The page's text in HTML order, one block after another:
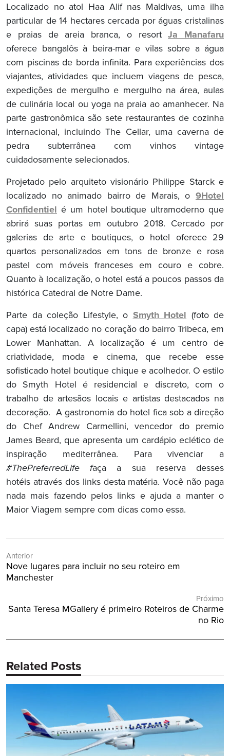
Localizado no atol Haa Alif nas Maldivas, uma ilha
particular de 14 hectares cercada por águas cristalinas
e praias de areia branca, o resortJa Manafaru
oferece bangalôs à beira-mar e vilas sobre a água
com piscinas de borda infinita. Para experiências dos
viajantes, atividades que incluem viagens de pesca,
expedições de mergulho e mergulho na área, aulas
de culinária local ou yoga na praia ao amanhecer. Na
parte gastronômica são sete restaurantes de cozinha
internacional, incluindo The Cellar, uma caverna de
pedra subterrânea com vinhos vintage
cuidadosamente selecionados.
Projetado pelo arquiteto visionário Philippe Starck e
localizado no animado bairro de Marais, o 9Hotel
Confidentiel é um hotel boutique ultramoderno que
abrirá suas portas em outubro 2018. Cercado por
galerias de arte e boutiques, o hotel oferece 29
quartos personalizados em tons de bronze e rosa
pastel com móveis franceses em couro e cobre.
Quanto à localização, o hotel está a poucos passos da
histórica Catedral de Notre Dame.
Parte da coleção Lifestyle, o Smyth Hotel (foto de
capa) está localizado no coração do bairro Tribeca, em
Lower Manhattan. A localização é um centro de
criatividade, moda e cinema, que recebe esse
sofisticado hotel boutique chique e acolhedor. O estilo
do Smyth Hotel é residencial e discreto, com o
trabalho de artesãos locais e artistas destacados na
decoração. A gastronomia do hotel fica sob a direção
do Chef Andrew Carmellini, vencedor do premio
James Beard, que apresenta um cardápio eclético de
inspiração mediterrânea. Para vivenciar a
#ThePreferredLife faça a sua reserva desses
hotéis através dos links desta matéria. Você não paga
nada mais fazendo pelos links e ajuda a manter o
Maior Viagem sempre com dicas como essa.
de
Post
Anterior
Post
Anterior:
Nove lugares para incluir no seu roteiro em
Manchester
Próximo
Próximo
Santa Teresa MGallery é primeiro Roteiros de Charme
no Rio
Related Posts